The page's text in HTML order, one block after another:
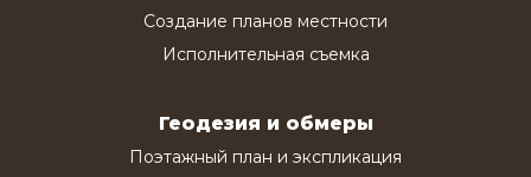
Создание планов местности
Исполнительная съемка
Геодезия и обмеры
Поэтажный план и экспликация